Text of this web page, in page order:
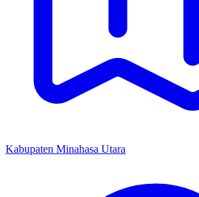
Kabupaten Minahasa Utara